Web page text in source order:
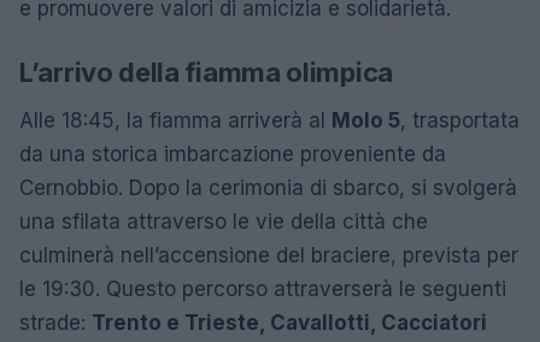
e promuovere valori di amicizia e solidarietà.
L’arrivo della fiamma olimpica
Alle 18:45, la fiamma arriverà al Molo 5, trasportata
da una storica imbarcazione proveniente da
Cernobbio. Dopo la cerimonia di sbarco, si svolgerà
una sfilata attraverso le vie della città che
culminerà nell’accensione del braciere, prevista per
le 19:30. Questo percorso attraverserà le seguenti
strade: Trento e Trieste, Cavallotti, Cacciatori